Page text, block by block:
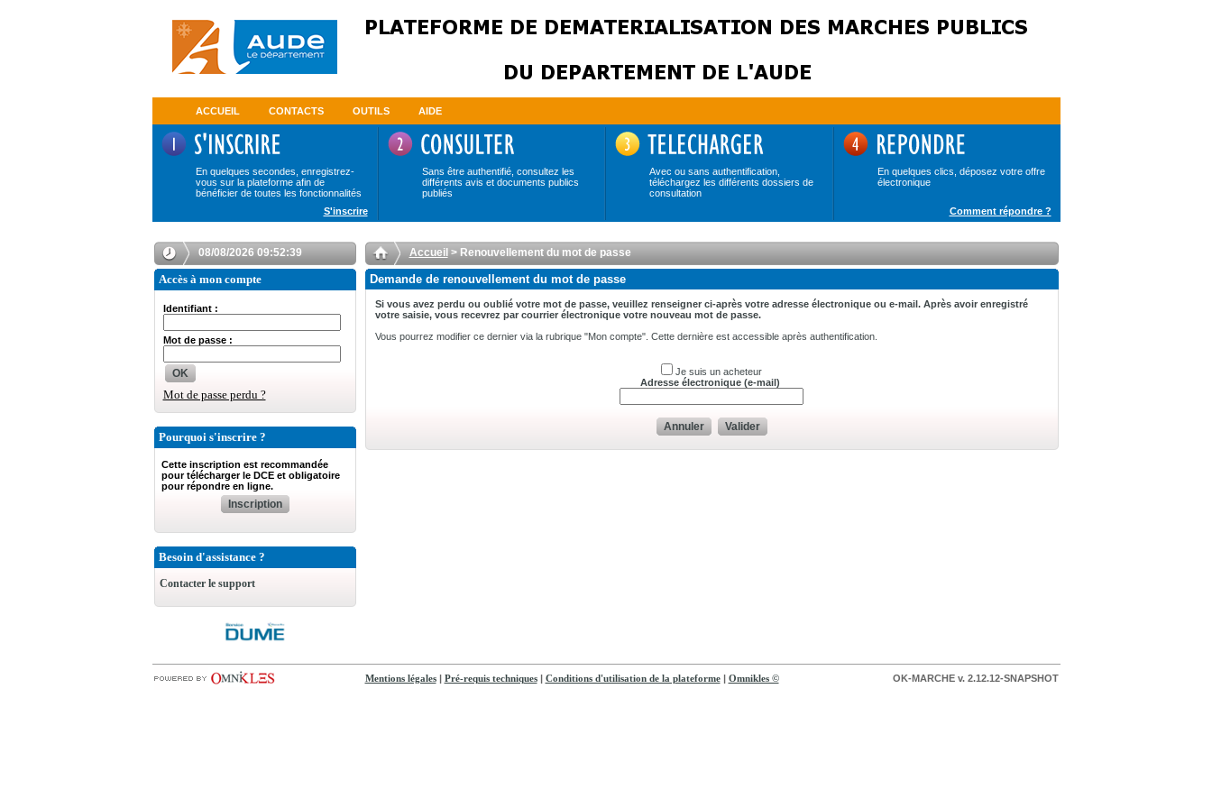
ACCUEIL CONTACTS OUTILS AIDE
En quelques secondes, enregistrez-
vous sur la plateforme afin de
bénéficier de toutes les fonctionnalités
Sans être authentifié, consultez les
différents avis et documents publics
publiés
Avec ou sans authentification,
téléchargez les différents dossiers de
consultation
En quelques clics, déposez votre offre
électronique
S'inscrire Comment répondre ?
08/08/2026 09:52:39
Accès à mon compte
Identifiant :
Mot de passe :
OK
Mot de passe perdu ?
Pourquoi s'inscrire ?
Cette inscription est recommandée
pour télécharger le DCE et obligatoire
pour répondre en ligne.
Inscription
Besoin d'assistance ?
Contacter le support
Accueil > Renouvellement du mot de passe
Demande de renouvellement du mot de passe
Si vous avez perdu ou oublié votre mot de passe, veuillez renseigner ci-après votre adresse électronique ou e-mail. Après avoir enregistré
votre saisie, vous recevrez par courrier électronique votre nouveau mot de passe.
Vous pourrez modifier ce dernier via la rubrique "Mon compte". Cette dernière est accessible après authentification.
Je suis un acheteur
Adresse électronique (e-mail)
Annuler Valider
Mentions légales| Pré-requis techniques| Conditions d'utilisation de la plateforme| Omnikles © OK-MARCHE v. 2.12.12-SNAPSHOT